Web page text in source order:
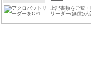
上記書類をご覧
リーダー(無償)が